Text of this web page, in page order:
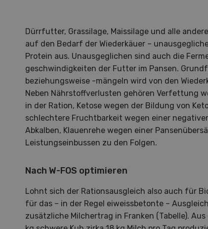
Dürrfutter, Grassilage, Maissilage und alle
auf den Bedarf der Wiederkäuer –
Protein aus. Unausgeglichen sind auch die
geschwindigkeiten der Futter im Pansen.
beziehungsweise -mängeln wird von den
Neben Nährstoffverlusten gehören Verfettung
in der Ration, Ketose wegen der Bildung von
schlechtere Fruchtbarkeit wegen einer
Abkalben, Klauenrehe wegen einer
Leistungseinbussen zu den Folgen.
Nach W-FOS optimieren
Lohnt sich der Rationsausgleich also auch für
für das – in der Regel eiweissbetonte –
zusätzliche Milchertrag in Franken (Tabelle).
Lehrberufe in der Agrarbranche